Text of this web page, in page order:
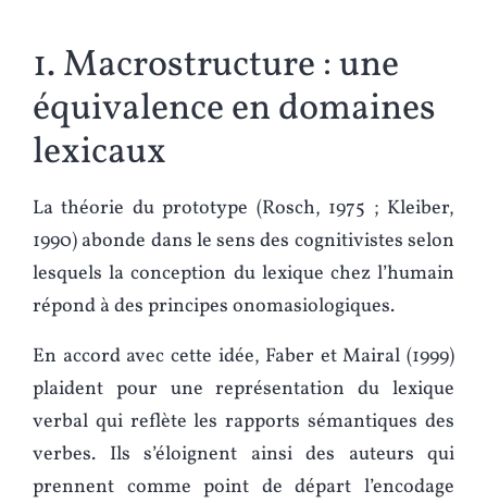
1. Macrostructure : une
équivalence en domaines
lexicaux
La théorie du prototype (Rosch, 1975 ; Kleiber,
1990) abonde dans le sens des cognitivistes selon
lesquels la conception du lexique chez l’humain
répond à des principes onomasiologiques.
En accord avec cette idée, Faber et Mairal (1999)
plaident pour une représentation du lexique
verbal qui reflète les rapports sémantiques des
verbes. Ils s’éloignent ainsi des auteurs qui
prennent comme point de départ l’encodage